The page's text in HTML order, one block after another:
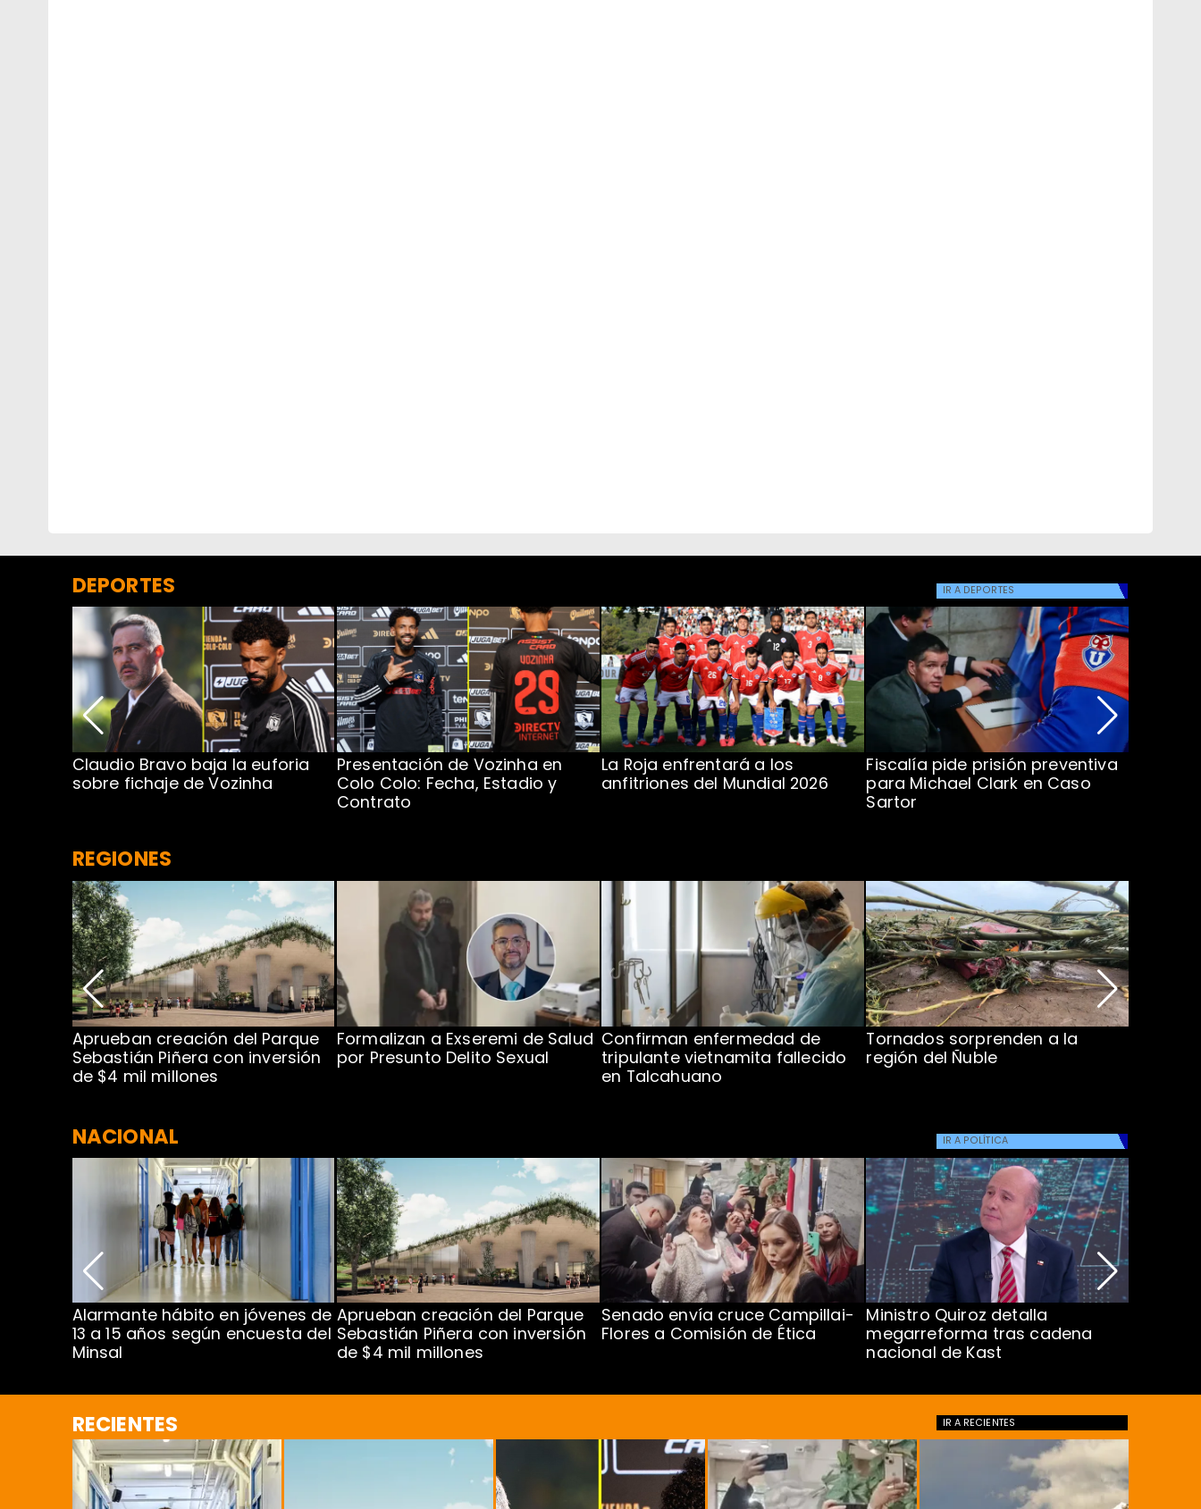
DEPORTES IR A DEPORTES
Claudio Bravo baja la euforia
sobre fichaje de Vozinha
Presentación de Vozinha en
Colo Colo: Fecha, Estadio y
Contrato
La Roja enfrentará a los
anfitriones del Mundial 2026
Fiscalía pide prisión preventiva
para Michael Clark en Caso
Sartor
REGIONES
Aprueban creación del Parque
Sebastián Piñera con inversión
de $4 mil millones
Formalizan a Exseremi de Salud
por Presunto Delito Sexual
Confirman enfermedad de
tripulante vietnamita fallecido
en Talcahuano
Tornados sorprenden a la
región del Ñuble
NACIONAL IR A POLÍTICA
Alarmante hábito en jóvenes de
13 a 15 años según encuesta del
Minsal
Aprueban creación del Parque
Sebastián Piñera con inversión
de $4 mil millones
Senado envía cruce Campillai-
Flores a Comisión de Ética
Ministro Quiroz detalla
megarreforma tras cadena
nacional de Kast
RECIENTES IR A RECIENTES